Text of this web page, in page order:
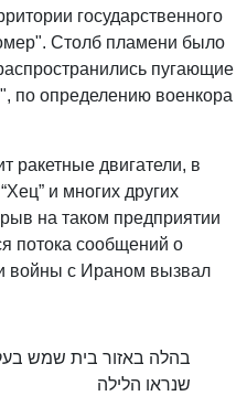
государственного
Столб пламени было
пугающие
по определению военкора
ракетные двигатели, в
и многих других
на таком предприятии
потока сообщений о
войны с Ираном вызвал
בהלה באזור בית שמש
שנראו הלילה